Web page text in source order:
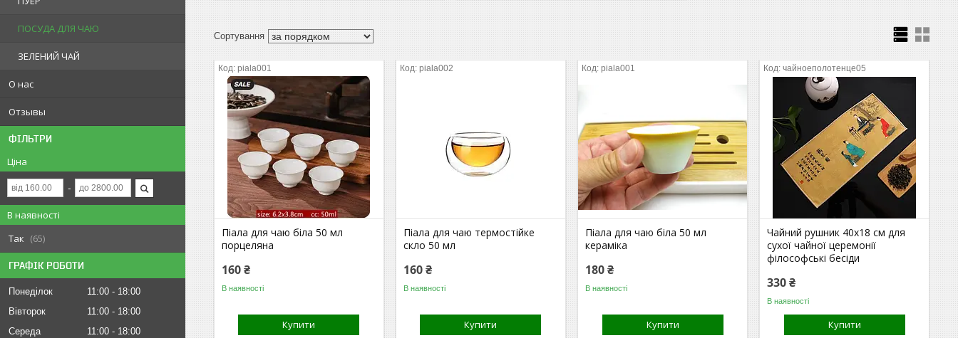
ПОСУДА ДЛЯ ЧАЮ
ЗЕЛЕНИЙ ЧАЙ
О нас
Отзывы
ФІЛЬТРИ
Ціна
В наявності
Так
65
ГРАФІК РОБОТИ
Понеділок 11:00
18:00
Вівторок
11:00
18:00
Середа
11:00
18:00
piala001
Піала для чаю біла 50 мл
порцеляна
160 ₴
В наявності
Купити
piala002
Піала для чаю термостійке
скло 50 мл
160 ₴
В наявності
Купити
piala001
Піала для чаю біла 50 мл
кераміка
180 ₴
В наявності
Купити
чайноеполотенце05
Чайний рушник 40х18 см для
сухої чайної церемонії
філософські бесіди
330 ₴
В наявності
Купити